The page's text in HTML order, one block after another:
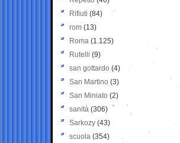
Rifiuti (84)
rom (13)
Roma (1.125)
Rutelli (9)
san gottardo (4)
San Martino (3)
San Miniato (2)
sanità (306)
Sarkozy (43)
scuola (354)